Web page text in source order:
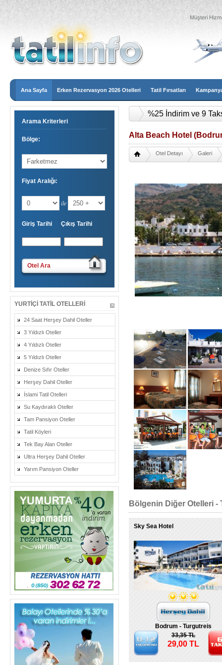
Müşteri
Ana Sayfa Erken Rezervasyon 2026 Otelleri Tatil Fırsatları
Arama Kriterleri
Bölge:
Fiyat Aralığı:
ile
Giriş Tarihi Çıkış Tarihi
Otel Ara
YURTIÇI TATIL OTELLERI
24 Saat Herşey Dahil Oteller
3 Yıldızlı Oteller
4 Yıldızlı Oteller
5 Yıldızlı Oteller
Denize Sıfır Oteller
Herşey Dahil Oteller
İslami Tatil Otelleri
Su Kaydıraklı Oteller
Tam Pansiyon Oteller
Tatil Köyleri
Tek Bay Alan Oteller
Ultra Herşey Dahil Oteller
Yarım Pansiyon Oteller
%25 İndirim ve 9
Alta Beach Hotel
Otel Detayı Galeri
Bölgenin Diğer Otelleri -
Sky Sea Hotel
Bodrum - Turgutreis
33,35 TL
29,00 TL